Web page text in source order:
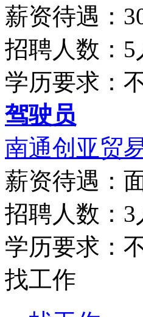
薪资待遇：
招聘人数：5
学历要求：
驾驶员
南通创亚贸
薪资待遇：
招聘人数：3
学历要求：
找工作